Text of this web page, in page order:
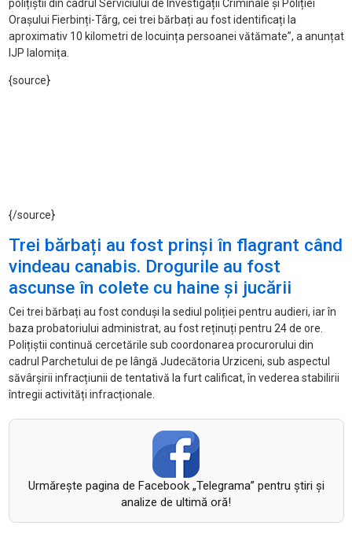
polițiștii din cadrul Serviciului de Investigații Criminale și Poliției
Orașului Fierbinți-Târg, cei trei bărbați au fost identificați la
aproximativ 10 kilometri de locuința persoanei vătămate”, a anunțat
IJP Ialomița.
{source}
{/source}
Trei bărbați au fost prinși în flagrant când
vindeau canabis. Drogurile au fost
ascunse în colete cu haine și jucării
Cei trei bărbați au fost conduși la sediul poliției pentru audieri, iarîn
baza probatoriului administrat, au fost reținuți pentru 24 de ore.
Polițiștii continuă cercetările sub coordonarea procurorului din
cadrul Parchetului de pe l ângă Judecătoria Urziceni, sub aspectul
săvârșirii infracțiunii de tentativă la furt calificat,în vederea stabilirii
întregii activități infracționale.
Urmăreşte pagina de Facebook „Telegrama” pentru ştiri şi
analize de ultimă oră!